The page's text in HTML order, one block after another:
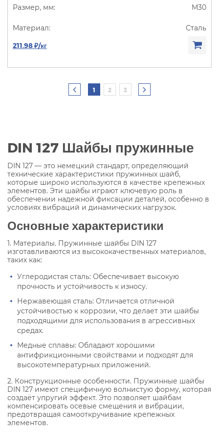
М30
Сталь
211.98 ₽/кг
1 2 3
DIN 127 Шайбы пружинные
DIN 127 — это немецкий стандарт, определяющий
технические характеристики пружинных шайб,
которые широко используются в качестве крепежных
элементов. Эти шайбы играют ключевую роль в
обеспечении надежной фиксации деталей, особенно в
условиях вибраций и динамических нагрузок.
Основные характеристики
1. Материалы. Пружинные шайбы DIN 127
изготавливаются из высококачественных материалов,
таких как:
Углеродистая сталь: Обеспечивает высокую
прочность и устойчивость к износу.
Нержавеющая сталь: Отличается отличной
устойчивостью к коррозии, что делает эти шайбы
подходящими для использования в агрессивных
средах.
Медные сплавы: Обладают хорошими
антифрикционными свойствами и подходят для
высокотемпературных приложений.
2. Конструкционные особенности. Пружинные шайбы
DIN 127 имеют специфичную волнистую форму, которая
создаёт упругий эффект. Это позволяет шайбам
компенсировать осевые смещения и вибрации,
предотвращая самооткручивание крепежных
элементов.